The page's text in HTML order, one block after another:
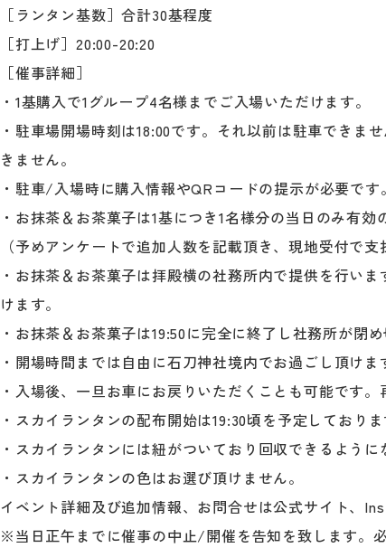
［ランタン基数］合計30基程度
［打上げ］20:00-20:20
［催事詳細］
・1基購入で1グループ4名様までご入場いただけます。
・駐車場開場時刻は18:00です。それ以前は駐車できま
きません。
・駐車/入場時に購入情報やQRコードの提示が必要です
・お抹茶＆お茶菓子は1基につき1名様分の当日のみ有
（予めアンケートで追加人数を記載頂き、現地受付で支
・お抹茶＆お茶菓子は拝殿横の社務所内で提供を行い
けます。
・お抹茶＆お茶菓子は19:50に完全に終了し社務所が閉め
・開場時間までは自由に石刀神社境内でお過ごし頂けま
・入場後、一旦お車にお戻りいただくことも可能です。
・スカイランタンの配布開始は19:30頃を予定しておりま
・スカイランタンには紐がついており回収できるように
・スカイランタンの色はお選び頂けません。
イベント詳細及び追加情報、お問合せは公式サイト、
※当日正午までに催事の中止/開催を告知を致します。